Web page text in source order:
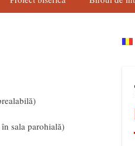
sala parohială)